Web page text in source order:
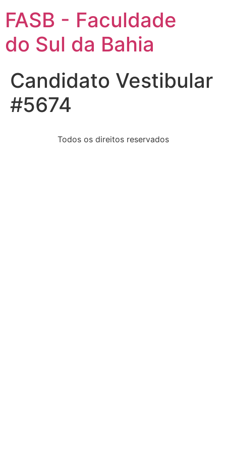
FASB - Faculdade
do Sul da Bahia
Candidato Vestibular
#5674
Todos os direitos reservados